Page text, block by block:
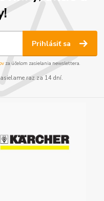
Prihlásiť sa
za účelom zasielania newslettera.
raz za 14 dní.